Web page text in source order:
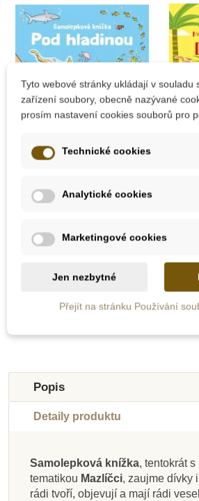
JIRI MODELS
Samolepková knížka
Skladem
Výprodej
Skladem
Skladem
Skladem
Do
Popis
Detaily produktu
Samolepková knížka, tentokrát s
tematikou Mazlíčci, zaujme dívky
rádi tvoří, objevují a mají rádi
Tyto webové stránky ukládají v souladu
zařízení soubory, obecně nazývané
prosím nastavení cookies souborů pro
Technické cookies
Analytické cookies
Marketingové cookies
Jen nezbytné
Přejít na stránku Používání